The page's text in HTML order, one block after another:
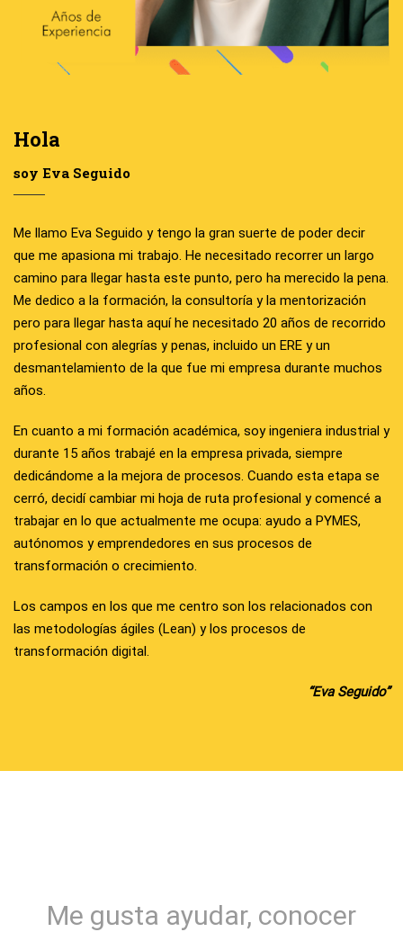
Hola
soy Eva Seguido
Me llamo Eva Seguido y tengo la gran suerte de poder decir
que me apasiona mi trabajo. He necesitado recorrer un largo
camino para llegar hasta este punto, pero ha merecido la pena.
Me dedico a la formación, la consultoría y la mentorización
pero para llegar hasta aquí he necesitado 20 años de recorrido
profesional con alegrías y penas, incluido un ERE y un
desmantelamiento de la que fue mi empresa durante muchos
años.
En cuanto a mi formación académica, soy ingeniera industrial y
durante 15 años trabajé en la empresa privada, siempre
dedicándome a la mejora de procesos. Cuando esta etapa se
cerró, decidí cambiar mi hoja de ruta profesional y comencé a
trabajar en lo que actualmente me ocupa: ayudo a PYMES,
autónomos y emprendedores en sus procesos de
transformación o crecimiento.
Los campos en los que me centro son los relacionados con
las metodologías ágiles (Lean) y los procesos de
transformación digital.
“Eva Seguido”
Me gusta ayudar, conocer